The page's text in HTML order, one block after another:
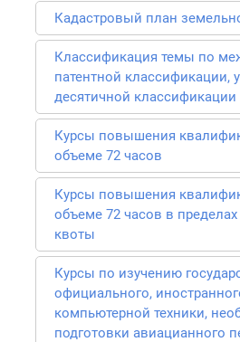
Кадастровый план
Классификация темы по
патентной классификации,
десятичной классификации
Курсы повышения
объеме 72 часов
Курсы повышения
объеме 72 часов в
квоты
Курсы по изучению
официального,
компьютерной техники,
подготовки авиацианного